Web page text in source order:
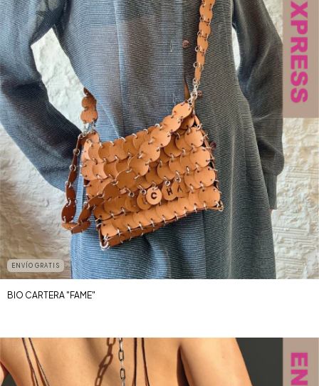
ENVÍO GRATIS
BIO CARTERA "FAME"